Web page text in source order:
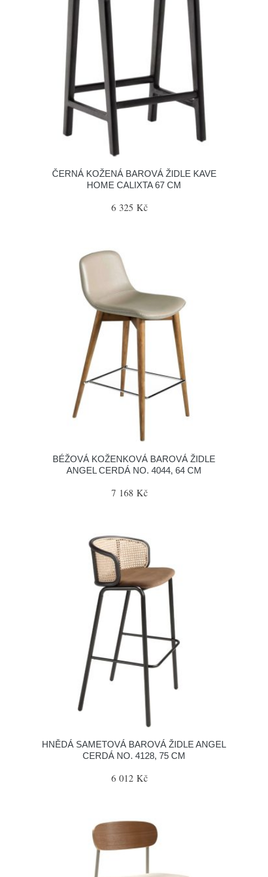
ČERNÁ KOŽENÁ BAROVÁ ŽIDLE KAVE
HOME CALIXTA 67 CM
6 325 Kč
BÉŽOVÁ KOŽENKOVÁ BAROVÁ ŽIDLE
ANGEL CERDÁ NO. 4044, 64 CM
7 168 Kč
HNĚDÁ SAMETOVÁ BAROVÁ ŽIDLE ANGEL
CERDÁ NO. 4128, 75 CM
6 012 Kč